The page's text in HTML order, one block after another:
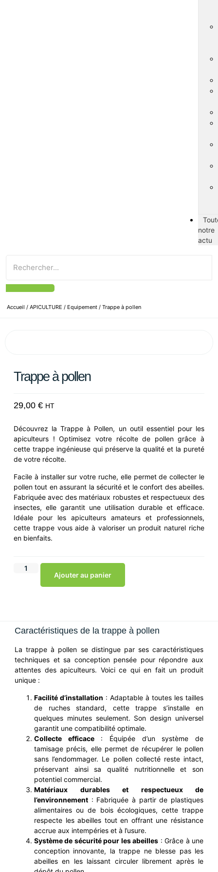
notre
actu
Accueil / APICULTURE / Equipement / Trappe à pollen
Trappe à pollen
29,00 € HT
Découvrez la Trappe à Pollen, un outil essentiel pour les
apiculteurs ! Optimisez votre récolte de pollen grâce à
cette trappe ingénieuse qui préserve la qualité et la pureté
de votre récolte.
Facile à installer sur votre ruche, elle permet de collecter le
pollen tout en assurant la sécurité et le confort des abeilles.
Fabriquée avec des matériaux robustes et respectueux des
insectes, elle garantit une utilisation durable et efficace.
Idéale pour les apiculteurs amateurs et professionnels,
cette trappe vous aide à valoriser un produit naturel riche
en bienfaits.
Ajouter au panier
Caractéristiques de la trappe à pollen
La trappe à pollen se distingue par ses caractéristiques
techniques et sa conception pensée pour répondre aux
attentes des apiculteurs. Voici ce qui en fait un produit
unique :
Facilité d’installation : Adaptable à toutes les tailles
de ruches standard, cette trappe s’installe en
quelques minutes seulement. Son design universel
garantit une compatibilité optimale.
Collecte efficace: Équipée d’un système de
tamisage précis, elle permet de récupérer le pollen
sans l’endommager. Le pollen collecté reste intact,
préservant ainsi sa qualité nutritionnelle et son
potentiel commercial.
Matériaux durables et respectueux de
l’environnement : Fabriquée à partir de plastiques
alimentaires ou de bois écologiques, cette trappe
respecte les abeilles tout en offrant une résistance
accrue aux intempéries et à l’usure.
Système de sécurité pour les abeilles : Grâce à une
conception innovante, la trappe ne blesse pas les
abeilles en les laissant circuler librement après le